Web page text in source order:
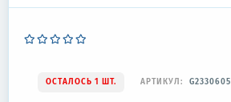
ОСТАЛОСЬ 1 ШТ. АРТИКУЛ: G2330605